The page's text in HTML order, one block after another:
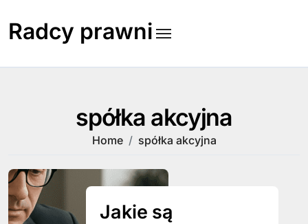
content
Radcy prawni
spółka akcyjna
Home spółka akcyjna
Jakie są